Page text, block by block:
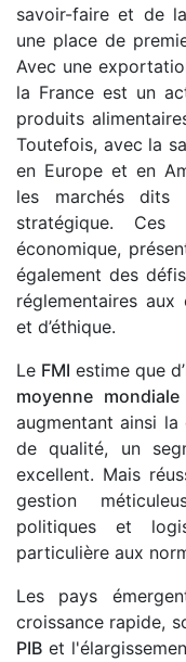
savoir-faire et de
une place de
Avec une
la France est un
produits
Toutefois, avec la
en Europe et en
les marchés dits
stratégique. Ces
économique,
également des
réglementaires
et d’éthique.
Le FMI estime que
moyenne mondiale
augmentant ainsi
de qualité, un
excellent. Mais
gestion
politiques et
particulière aux
Les pays
croissance rapide,
PIB et